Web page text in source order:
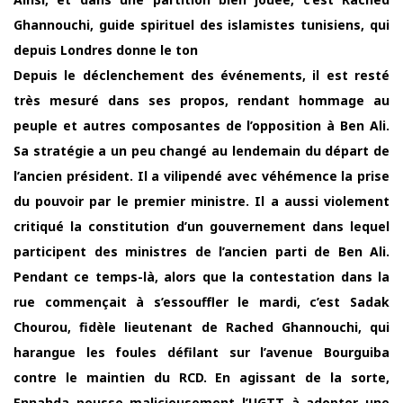
Ghannouchi, guide spirituel des islamistes tunisiens, qui
depuis Londres donne le ton
Depuis le déclenchement des événements, il est resté
très mesuré dans ses propos, rendant hommage au
peuple et autres composantes de l’opposition à Ben Ali.
Sa stratégie a un peu changé au lendemain du départ de
l’ancien président. Il a vilipendé avec véhémence la prise
du pouvoir par le premier ministre. Il a aussi violement
critiqué la constitution d’un gouvernement dans lequel
participent des ministres de l’ancien parti de Ben Ali.
Pendant ce temps-là, alors que la contestation dans la
rue commençait à s’essouffler le mardi, c’est Sadak
Chourou, fidèle lieutenant de Rached Ghannouchi, qui
harangue les foules défilant sur l’avenue Bourguiba
contre le maintien du RCD. En agissant de la sorte,